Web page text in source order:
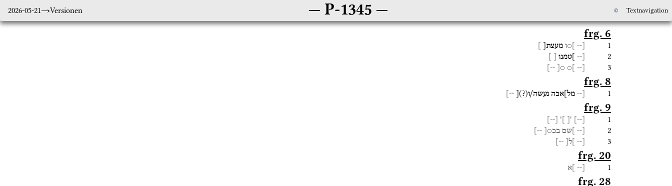
2026-05-21 Versionen P-1345 © Textnavigation
frg. 6
1
[-- ]○ו מעצת[
2
[-- ]טמנו
3
[--
]○
○[
--]
frg. 8
1
[-- מל]אכה נעשה/ו(?)[ --]
frg. 9
1
--
'
'
--
2
[-- ]שם בכ○[ --]
3
[-- ]ל[ --]
frg. 20
1
[-- ]א
frg. 28